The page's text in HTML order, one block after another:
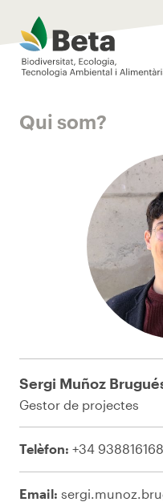
Beta Tech Center
Qui som?
Sergi Muñoz
Gestor de projectes
Telèfon: +34
Email: